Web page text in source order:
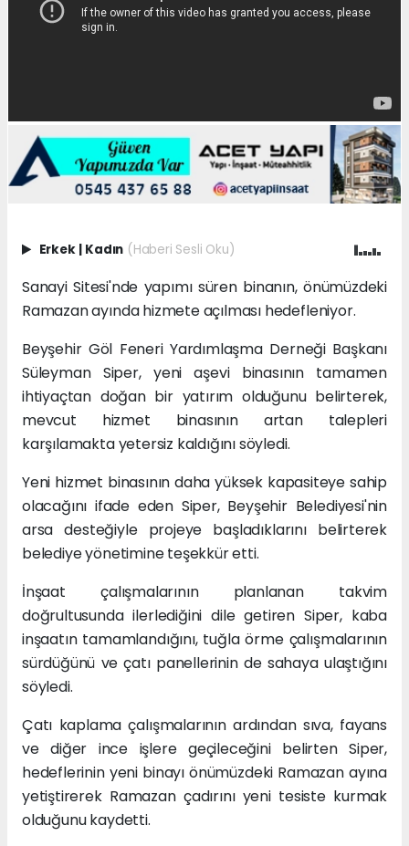
Erkek | Kadın (Haberi Sesli Oku)
Sanayi Sitesi'nde yapımı süren binanın, önümüzdeki
Ramazan ayında hizmete açılması hedefleniyor.
Beyşehir Göl Feneri Yardımlaşma Derneği Başkanı
Süleyman Siper, yeni aşevi binasının tamamen
ihtiyaçtan doğan bir yatırım olduğunu belirterek,
mevcut hizmet binasının artan talepleri
karşılamakta yetersiz kaldığını söyledi.
Yeni hizmet binasının daha yüksek kapasiteye sahip
olacağını ifade eden Siper, Beyşehir Belediyesi'nin
arsa desteğiyle projeye başladıklarını belirterek
belediye yönetimine teşekkür etti.
İnşaat çalışmalarının planlanan takvim
doğrultusunda ilerlediğini dile getiren Siper, kaba
inşaatın tamamlandığını, tuğla örme çalışmalarının
sürdüğünü ve çatı panellerinin de sahaya ulaştığını
söyledi.
Çatı kaplama çalışmalarının ardından sıva, fayans
ve diğer ince işlere geçileceğini belirten Siper,
hedeflerinin yeni binayı önümüzdeki Ramazan ayına
yetiştirerek Ramazan çadırını yeni tesiste kurmak
olduğunu kaydetti.